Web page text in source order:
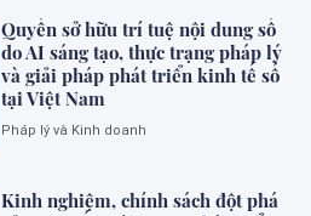
Quyền sở hữu trí tuệ nội dung số
do AI sáng tạo, thực trạng pháp lý
và giải pháp phát triển kinh tế số
tại Việt Nam
Pháp lý và Kinh doanh
Kinh nghiệm, chính sách đột phá